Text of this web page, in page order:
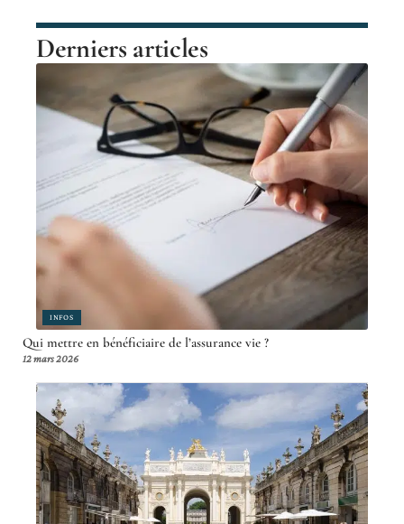
Derniers articles
INFOS
Qui mettre en bénéficiaire de l’assurance vie ?
12 mars 2026